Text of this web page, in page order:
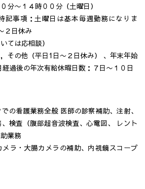
分〜１４時００分（土曜日）
記事項：土曜日は基本毎週勤務になりま
２日休み
ては応相談）
その他（平日1日〜２日休み） 、年末年始
過後の年次有給休暇日数：７日〜１０日
の看護業務全般 医師の診察補助、注射、
検査（腹部超音波検査、心電図、 レント
業務
ラ・大腸カメラの補助、内視鏡スコープ